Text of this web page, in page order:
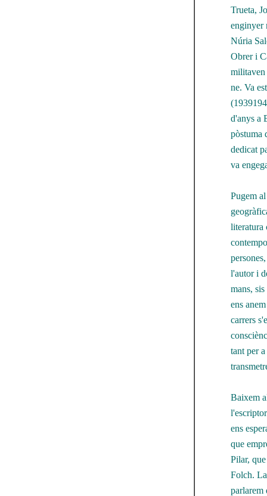
Trueta,
enginyer
Núria
Obrer i
militaven
ne. Va
d'anys a
pòstuma
dedicat
va
Pugem
literatura
l'autor i
mans,
ens
carrers
tant per
Baixem
ens
que
Pilar,
Folch.
parlarem